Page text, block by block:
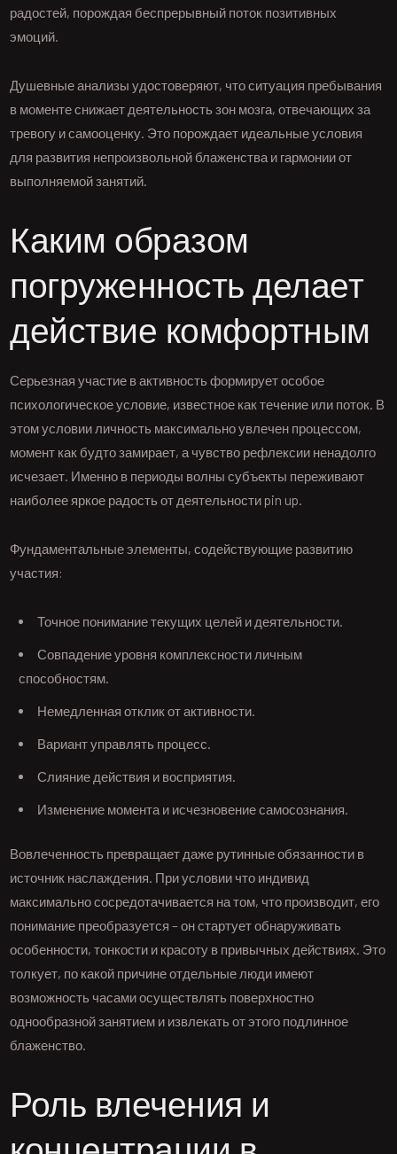
радостей, порождая беспрерывный поток позитивных
эмоций.
Душевные анализы удостоверяют, что ситуация пребывания
в моменте снижает деятельность зон мозга, отвечающих за
тревогу и самооценку. Это порождает идеальные условия
для развития непроизвольной блаженства и гармонии от
выполняемой занятий.
Каким образом
погруженность делает
действие комфортным
Серьезная участие в активность формирует особое
психологическое условие, известное как течение или поток. В
этом условии личность максимально увлечен процессом,
момент как будто замирает, а чувство рефлексии ненадолго
исчезает. Именно в периоды волны субъекты переживают
наиболее яркое радость от деятельности pin up.
Фундаментальные элементы, содействующие развитию
участия:
Точное понимание текущих целей и деятельности.
Совпадение уровня комплексности личным
способностям.
Немедленная отклик от активности.
Вариант управлять процесс.
Слияние действия и восприятия.
Изменение момента и исчезновение самосознания.
Вовлеченность превращает даже рутинные обязанности в
источник наслаждения. При условии что индивид
максимально сосредотачивается на том, что производит, его
понимание преобразуется – он стартует обнаруживать
особенности, тонкости и красоту в привычных действиях. Это
толкует, по какой причине отдельные люди имеют
возможность часами осуществлять поверхностно
однообразной занятием и извлекать от этого подлинное
блаженство.
Роль влечения и